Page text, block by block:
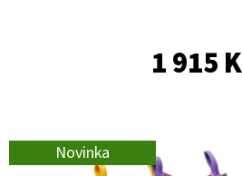
1 915
Novinka
E